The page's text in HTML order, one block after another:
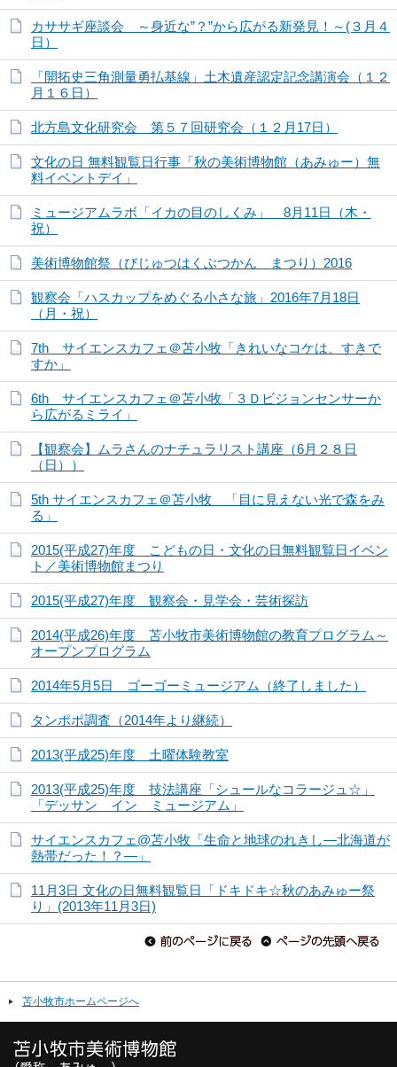
カササギ座談会 ～身近な”？”から広がる新発見！～(３月４
日）
「開拓史三角測量勇払基線」土木遺産認定記念講演会（１２
月１６日）
北方島文化研究会 第５７回研究会（１２月17日）
文化の日 無料観覧日行事「秋の美術博物館（あみゅー）無
料イベントデイ」
ミュージアムラボ「イカの目のしくみ」 8月11日（木・
祝）
美術博物館祭（びじゅつはくぶつかん まつり）2016
観察会「ハスカップをめぐる小さな旅」2016年7月18日
（月・祝）
7th サイエンスカフェ＠苫小牧「きれいなコケは、すきで
すか」
6th サイエンスカフェ＠苫小牧「３Ｄビジョンセンサーか
ら広がるミライ」
【観察会】ムラさんのナチュラリスト講座（6月２８日
（日））
5th サイエンスカフェ＠苫小牧 「目に見えない光で森をみ
る」
2015(平成27)年度 こどもの日・文化の日無料観覧日イベン
ト／美術博物館まつり
2015(平成27)年度 観察会・見学会・芸術探訪
2014(平成26)年度 苫小牧市美術博物館の教育プログラム～
オープンプログラム
2014年5月5日 ゴーゴーミュージアム（終了しました）
タンポポ調査（2014年より継続）
2013(平成25)年度 土曜体験教室
2013(平成25)年度 技法講座「シュールなコラージュ☆」
「デッサン イン ミュージアム」
サイエンスカフェ@苫小牧「生命と地球のれきし―北海道が
熱帯だった！？―」
11月3日 文化の日無料観覧日「ドキドキ☆秋のあみゅー祭
り」(2013年11月3日)
苫小牧市ホームページへ